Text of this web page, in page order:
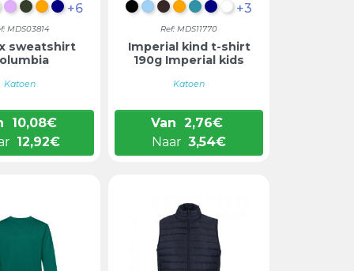
LILALEGERGROEN
ORANJE
DONKERBLAUW
+6
MDS03814
sweatshirt
Katoen
10,08€
12,92€
DIEP ZWART
HEMELBLAUW
CHOCOLADEBRUIN
ORANJE
AQUA
DONKERBLAUW
WIT
+3
Ref: MDS11770
Imperial kind t-shirt
190g Imperial kids
Katoen
Van 2,76€
Naar 3,54€